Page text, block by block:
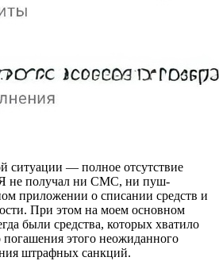
ситуации — полное отсутствие
Я не получал ни СМС, ни пуш-
приложении о списании средств и
При этом на моем основном
были средства, которых хватило
погашения этого неожиданного
штрафных санкций.